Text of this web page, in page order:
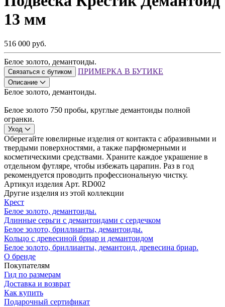
13 мм
516 000 руб.
Белое золото, демантоиды.
Связаться с бутиком ПРИМЕРКА В БУТИКЕ
Описание
Белое золото, демантоиды.
Белое золото 750 пробы, круглые демантоиды полной
огранки.
Уход
Оберегайте ювелирные изделия от контакта с абразивными и
твердыми поверхностями, а также парфюмерными и
косметическими средствами. Храните каждое украшение в
отдельном футляре, чтобы избежать царапин. Раз в год
рекомендуется проводить профессиональную чистку.
Артикул изделия Арт. RD002
Другие изделия из этой коллекции
Крест
Белое золото, демантоиды.
Длинные серьги с демантоидами с сердечком
Белое золото, бриллианты, демантоиды.
Кольцо с древесиной бриар и демантоидом
Белое золото, бриллианты, демантоид, древесина бриар.
О бренде
Покупателям
Гид по размерам
Доставка и возврат
Как купить
Подарочный сертификат